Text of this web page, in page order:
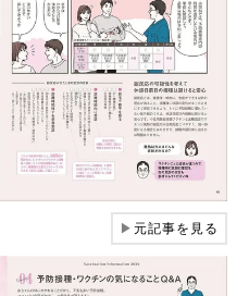
▶元記事を見る